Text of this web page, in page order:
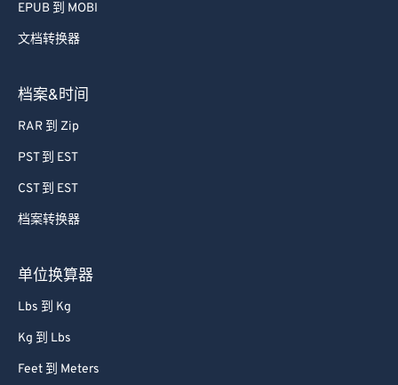
EPUB 到 MOBI
文档转换器
档案&时间
RAR 到 Zip
PST 到 EST
CST 到 EST
档案转换器
单位换算器
Lbs 到 Kg
Kg 到 Lbs
Feet 到 Meters